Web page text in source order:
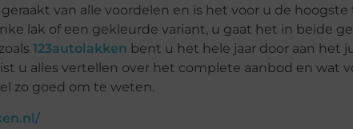
van alle voordelen en is het voor u de
lak of een gekleurde variant, u gaat het in beide
123autolakken bent u het hele jaar door aan het
u alles vertellen over het complete aanbod en wat
zo goed om te weten.